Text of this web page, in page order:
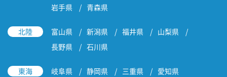
岩手県
青森県
北陸 富山県 新潟県 福井県
山梨県
長野県
石川県
東海 岐阜県 静岡県 三重県 愛知県